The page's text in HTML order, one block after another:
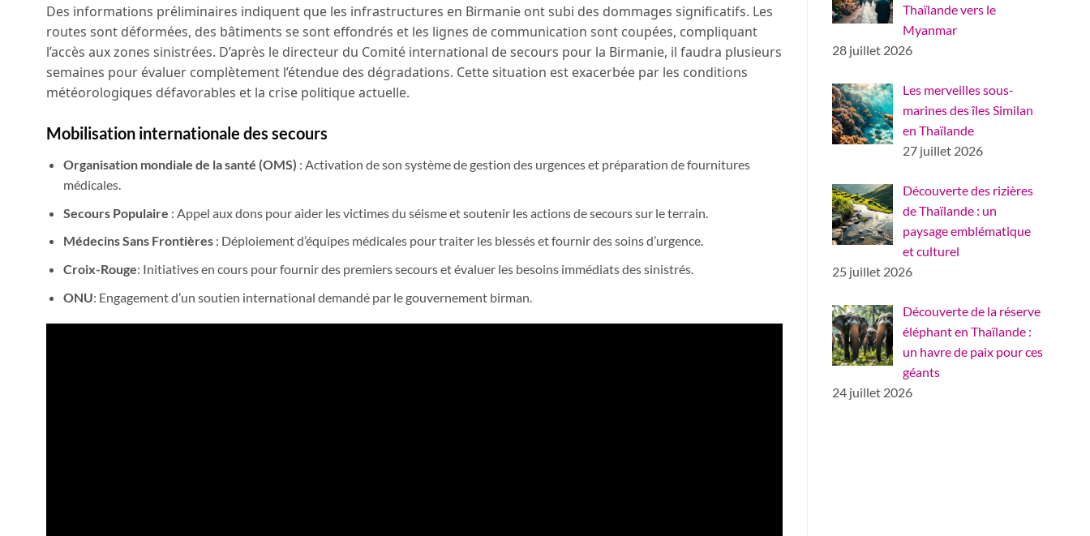
Des informations préliminaires indiquent que les infrastructures en Birmanie ont subi des dommages significatifs. Les
routes sont déformées, des bâtiments se sont effondrés et les lignes de communication sont coupées, compliquant
l’accès aux zones sinistrées. D’après le directeur du Comité international de secours pour la Birmanie, il faudra plusieurs
semaines pour évaluer complètement l’étendue des dégradations. Cette situation est exacerbée par les conditions
météorologiques défavorables et la crise politique actuelle.
Mobilisation internationale des secours
Organisation mondiale de la santé (OMS) : Activation de son système de gestion des urgences et préparation de fournitures
médicales.
Secours Populaire : Appel aux dons pour aider les victimes du séisme et soutenir les actions de secours sur le terrain.
Médecins Sans Frontières: Déploiement d’équipes médicales pour traiter les blessés et fournir des soins d’urgence.
Croix-Rouge: Initiatives en cours pour fournir des premiers secours et évaluer les besoins immédiats des sinistrés.
ONU: Engagement d’un soutien international demandé par le gouvernement birman.
Thaïlande vers le
Myanmar
28 juillet 2026
Les merveilles sous-
marines des îles Similan
en Thaïlande
27 juillet 2026
Découverte des rizières
de Thaïlande : un
paysage emblématique
et culturel
25 juillet 2026
Découverte de la réserve
éléphant en Thaïlande :
un havre de paix pour ces
géants
24 juillet 2026